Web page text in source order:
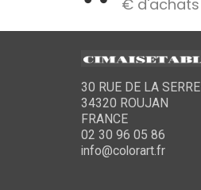
€ d'achats
30 RUE DE LA SERRE
34320 ROUJAN
FRANCE
02 30 96 05 86
info@colorart.fr